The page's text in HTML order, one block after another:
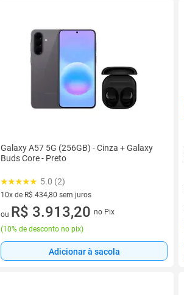
Galaxy A57 5G (256GB) - Cinza + Galaxy
Buds Core - Preto
5.0 (2)
10x de R$ 434,80 sem juros
10 vez de R$ 434,80 sem juros
ou R$ 3.913,20 no Pix
(10% de desconto no pix)
Adicionar à sacola